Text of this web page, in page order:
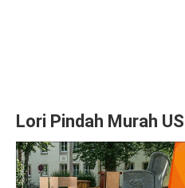
Lori Pindah Murah